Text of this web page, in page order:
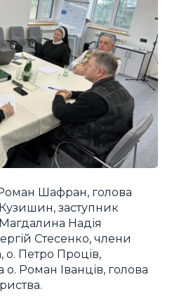
Шафран, голова
заступник
Надія
Стесенко, члени
о. Петро Проців,
Роман Іванців, голова